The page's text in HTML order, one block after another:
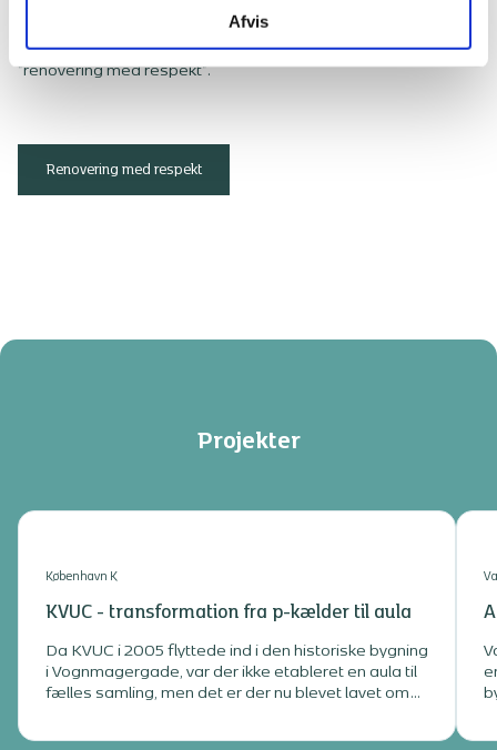
Afvis
At renovere og vedligeholde de eksisterende bygninger frem
for at rive ned er sund fornuft. Se, hvad vi mener, når vi siger
"renovering med respekt".
Renovering med respekt
Projekter
København K
KVUC - transformation fra p-kælder til aula
Da KVUC i 2005 flyttede ind i den historiske bygning
i Vognmagergade, var der ikke etableret en aula til
fælles samling, men det er der nu blevet lavet om